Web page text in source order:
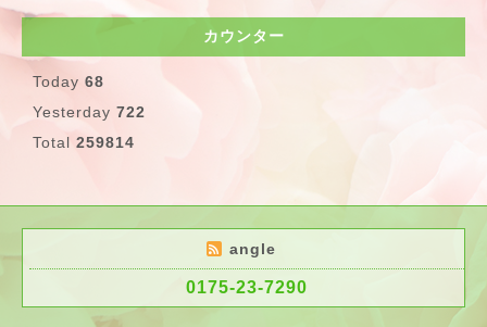
カウンター
Today 68
Yesterday 722
Total 259814
angle
0175-23-7290